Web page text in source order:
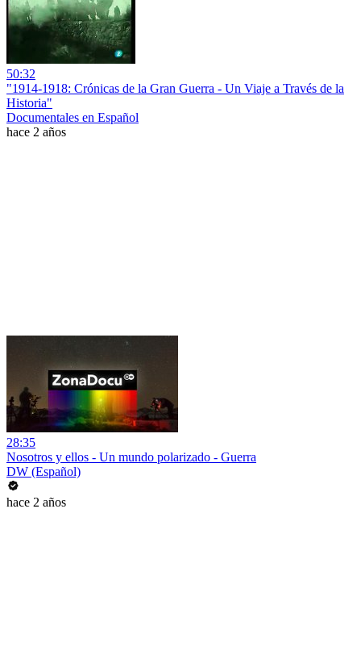
50:32
"1914-1918: Crónicas de la Gran Guerra - Un Viaje a Través de la
Historia"
Documentales en Español
hace 2 años
28:35
Nosotros y ellos - Un mundo polarizado - Guerra
DW (Español)
hace 2 años